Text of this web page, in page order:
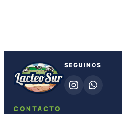
SEGUINOS
CONTACTO